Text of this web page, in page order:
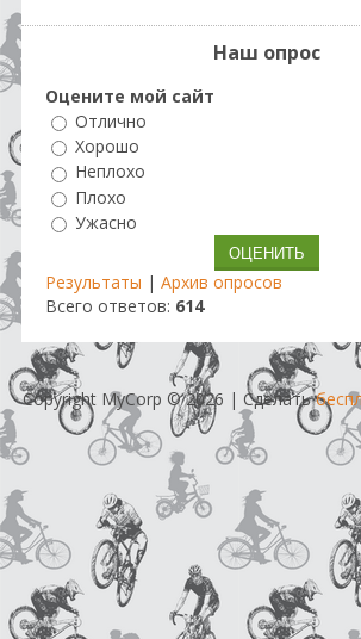
Наш опрос
Оцените мой сайт
Отлично
Хорошо
Неплохо
Плохо
Ужасно
Результаты | Архив опросов
Всего ответов: 614
Copyright MyCorp © 2026 | Сделать